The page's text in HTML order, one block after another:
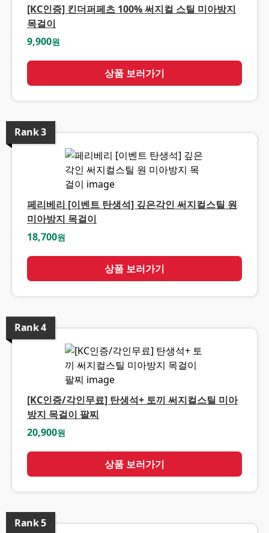
[KC인증] 킨더퍼페츠 100% 써지컬 스틸 미아방지
목걸이
9,900원
상품 보러가기
Rank3
페리베리 [이벤트 탄생석] 깊은각인 써지컬스틸 원
미아방지 목걸이
18,700원
상품 보러가기
Rank4
[KC인증/각인무료] 탄생석+ 토끼 써지컬스틸 미아
방지 목걸이 팔찌
20,900원
상품 보러가기
Rank5